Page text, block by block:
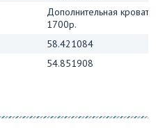
Дополнительная
1700р.
58.421084
54.851908